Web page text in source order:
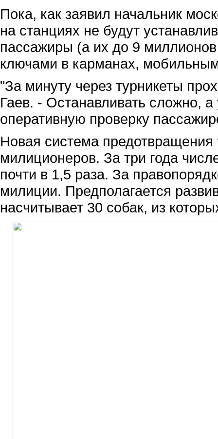
Пока, как заявил начальник
на станциях не будут
пассажиры (а их до 9
ключами в карманах,
"За минуту через турникеты
Гаев. - Останавливать сложно,
оперативную проверку
Новая система предотвращения
милиционеров. За три года
почти в 1,5 раза. За
милиции. Предполагается
насчитывает 30 собак, из